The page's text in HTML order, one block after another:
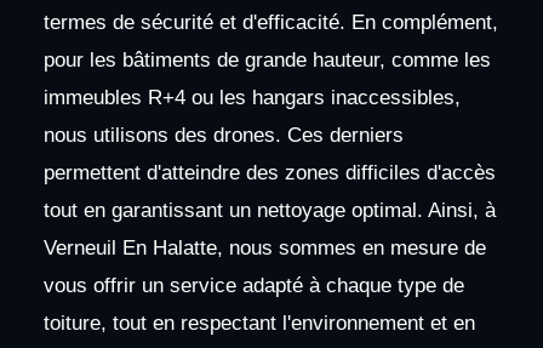
termes de sécurité et d'efficacité. En complément,
pour les bâtiments de grande hauteur, comme les
immeubles R+4 ou les hangars inaccessibles,
nous utilisons des drones. Ces derniers
permettent d'atteindre des zones difficiles d'accès
tout en garantissant un nettoyage optimal. Ainsi, à
Verneuil En Halatte, nous sommes en mesure de
vous offrir un service adapté à chaque type de
toiture, tout en respectant l'environnement et en